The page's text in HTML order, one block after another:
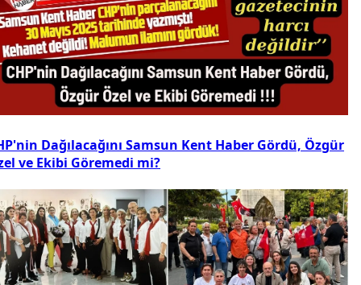
Dağılacağını Samsun Kent Haber Gördü, Özgür
ve Ekibi Göremedi mi?